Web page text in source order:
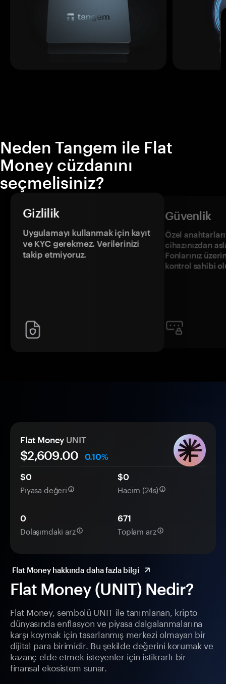
Neden Tangem ile Flat
Money cüzdanını
seçmelisiniz?
Gizlilik
Uygulamayı kullanmak için kayıt
ve KYC gerekmez. Verilerinizi
takip etmiyoruz.
Güvenlik
Özel
cihazınızdan
Fonlarınız
kontrol sahibi
Flat Money (UNIT) Nedir?
Flat Money, sembolü UNIT ile tanımlanan, kripto
dünyasında enflasyon ve piyasa dalgalanmalarına
karşı koymak için tasarlanmış merkezi olmayan bir
dijital para birimidir. Bu şekilde değerini korumak ve
kazanç elde etmek isteyenler için istikrarlı bir
finansal ekosistem sunar.
Flat Money UNIT
$2,609.00
0.10%
$0
Piyasa değeri
$0
Hacim (24s)
0
Dolaşımdaki arz
671
Toplam arz
Flat Money hakkında daha fazla bilgi